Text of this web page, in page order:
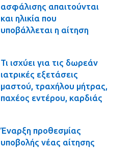
ασφάλισης απαιτούνται
και ηλικία που
υποβάλλεται η αίτηση
Τι ισχύει για τις δωρεάν
ιατρικές εξετάσεις
μαστού, τραχήλου μήτρας,
παχέος εντέρου, καρδιάς
Έναρξη προθεσμίας
υποβολής νέας αίτησης